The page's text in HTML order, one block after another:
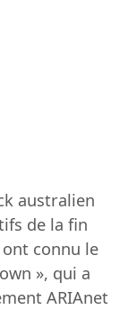
australien
de la fin
ont connu le
», qui a
ARIAnet